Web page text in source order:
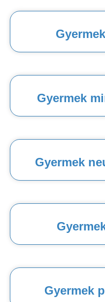
Gyermek
Gyermek
Gyermek